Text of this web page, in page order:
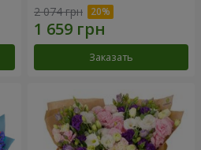
2 074 грн
Заказать